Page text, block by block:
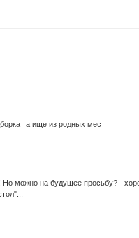
та ище из родных мест
Но можно на будущее просьбу? -